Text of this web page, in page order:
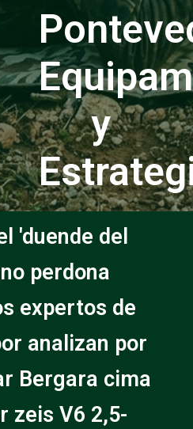
y
'duende del
perdona
expertos de
analizan por
Bergara cima
zeis V6 2,5-